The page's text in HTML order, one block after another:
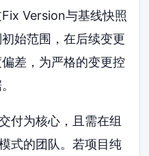
Version与基线快照
始范围，在后续变更
差，为严格的变更控
付为核心，且需在组
式的团队。若项目纯